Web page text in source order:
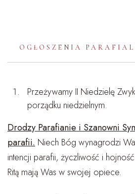
OGŁOSZENIA
Przeżywamy II Niedzielę
porządku niedzielnym.
Drodzy Parafianie i Szanowni
parafii. Niech Bóg wynagrodzi
intencji parafii, życzliwość i
Ritą mają Was w swojej opiece.